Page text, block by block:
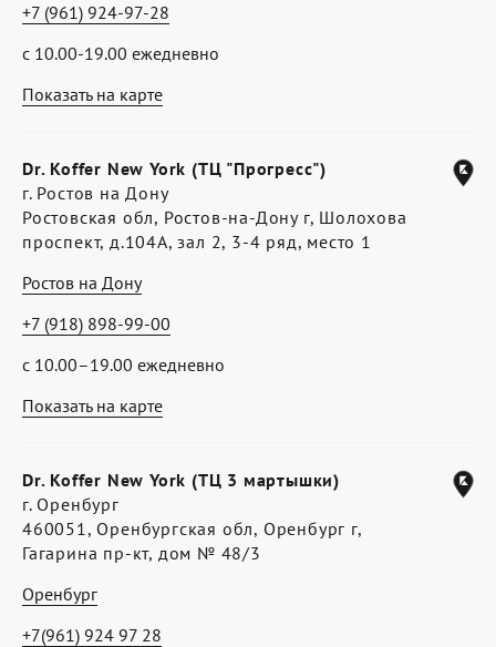
Показать на карте
с 10.00-19.00 ежедневно
+7 (961) 924-97-28
Показать на карте
Dr. Koffer New York (ТЦ "Прогресс")
г. Ростов на Дону
Ростовская обл, Ростов-на-Дону г, Шолохова
проспект, д.104А, зал 2, 3-4 ряд, место 1
Ростов на Дону
с 10.00–19.00 ежедневно
+7 (918) 898-99-00
Dr. Koffer New York (ТЦ 3 мартышки)
г. Оренбург
460051, Оренбургская обл, Оренбург г,
Гагарина пр-кт, дом № 48/3
Оренбург
+7(961) 924 97 28